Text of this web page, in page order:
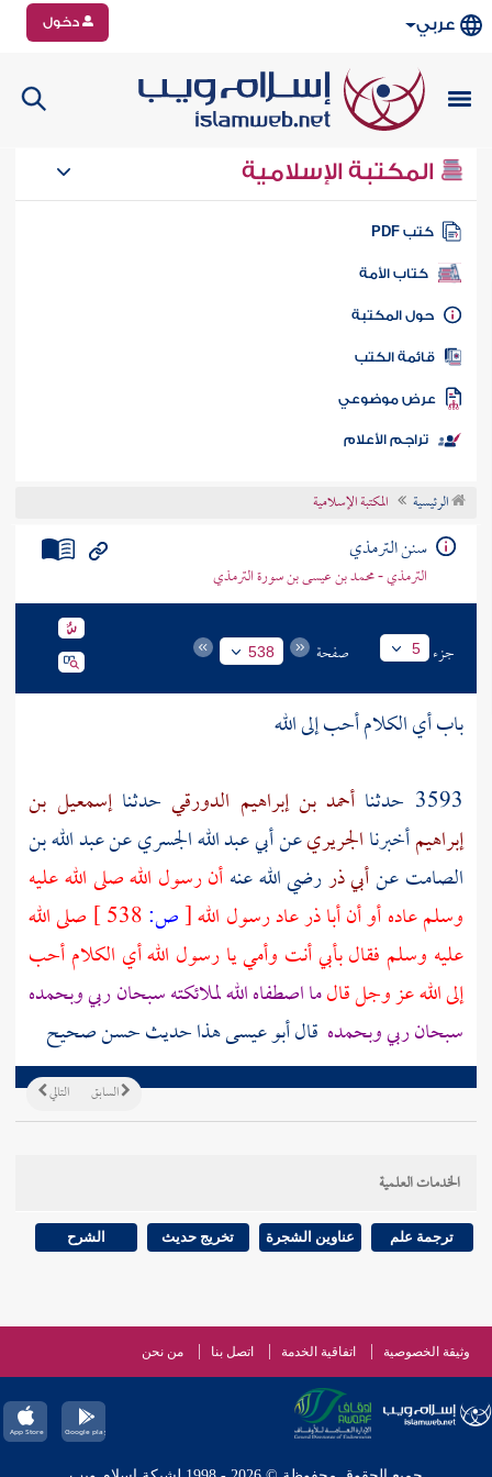
عربي دخول
المكتبة الإسلامية
كتب PDF
كتاب الأمة
المكتبة
الكتب
موضوعي
تراجم الأعلام
الرئيسية المكتبة الإسلامية
سنن الترمذي
الترمذي - محمد بن عيسى بن سورة الترمذي
جزء 5 صفحة 538
باب أي الكلام أحب إلى الله
3593 حدثنا
أحمد بن إبراهيم الدورقي حدثناإسمعيل بن
إبراهيمأخبرناالجريريعنأبي عبد الله الجسريعنعبد الله بن
الصامتعنأبي ذررضي الله عنهأن رسول الله صلى الله عليه
وسلم عاده أو أنأبا ذرعاد رسول الله[ص:
صلى الله
عليه وسلم فقال بأبي أنت وأمي يا رسول الله أي الكلام أحب
إلى الله عز وجل قالما اصطفاه الله لملائكته سبحان ربي وبحمده
سبحان ربي وبحمده قال أبو عيسى هذا حديث حسن صحيح
التالي السابق
الخدمات العلمية
ترجمة علم عناوين الشجرة تخريج حديث الشرح
وثيقة الخصوصية اتفاقية الخدمة اتصل بنا من نحن